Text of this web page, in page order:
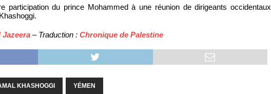
participation du prince Mohammed à une réunion de dirigeants occidentaux
Jazeera – Traduction : Chronique de Palestine
KHASHOGGI YÉMEN